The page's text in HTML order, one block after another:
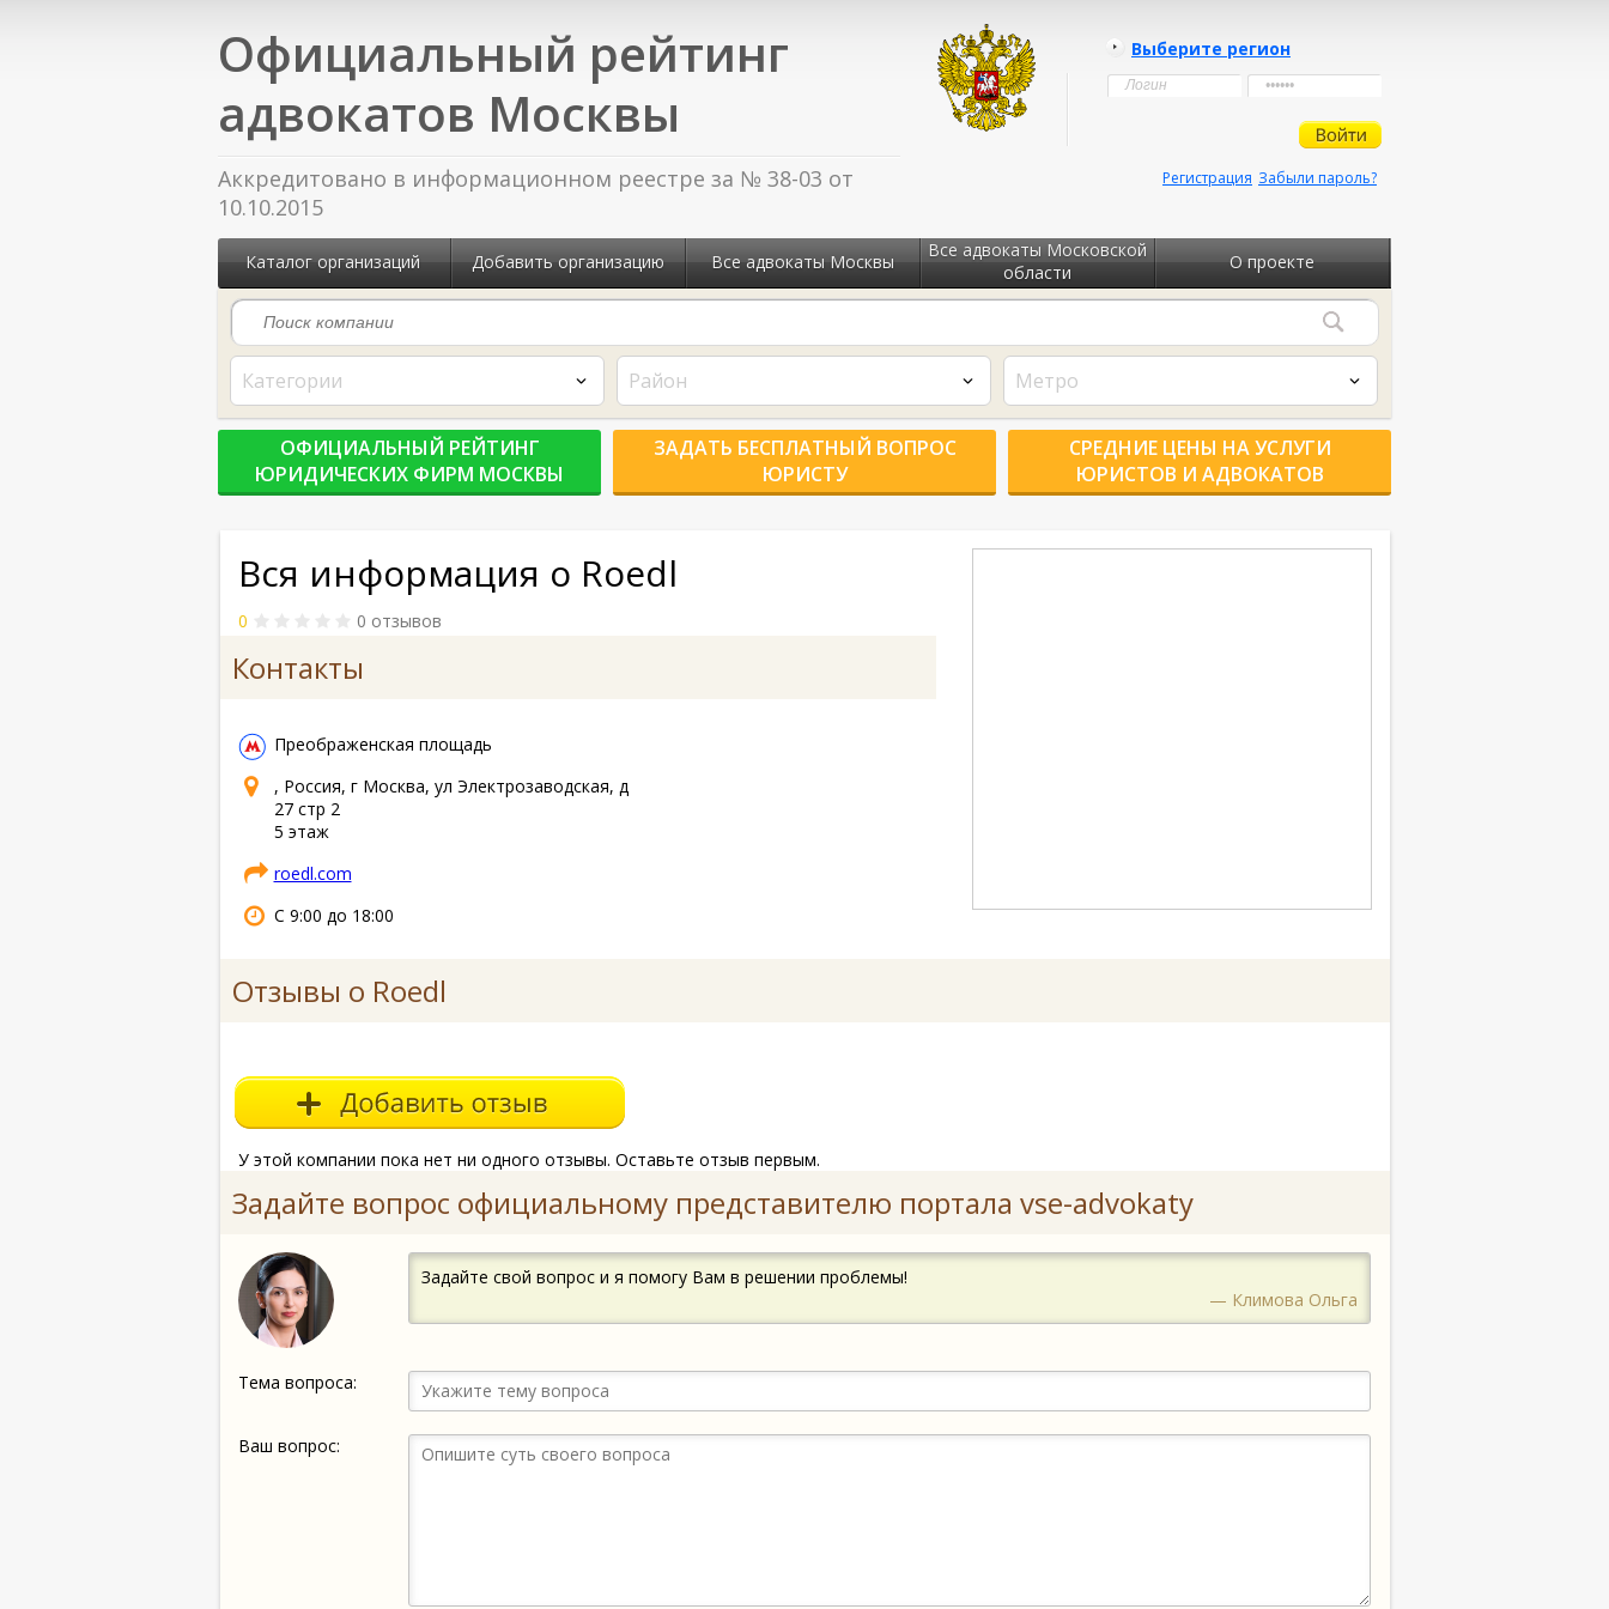
Официальный рейтинг
адвокатов Москвы
Аккредитовано в информационном реестре за № 38-03 от
10.10.2015
Выберите регион
Забыли пароль?
Регистрация
Каталог организаций Добавить организацию Все адвокаты Москвы
Все адвокаты Московской
области
О проекте
Категории Район Метро
ОФИЦИАЛЬНЫЙ РЕЙТИНГ
ЮРИДИЧЕСКИХ ФИРМ МОСКВЫ
ЗАДАТЬ БЕСПЛАТНЫЙ ВОПРОС
ЮРИСТУ
СРЕДНИЕ ЦЕНЫ НА УСЛУГИ
ЮРИСТОВ И АДВОКАТОВ
Вся информация о Roedl
0 0 отзывов
Контакты
Преображенская площадь
, Россия, г Москва, ул Электрозаводская, д
27 стр 2
5 этаж
roedl.com
С 9:00 до 18:00
Отзывы о Roedl
У этой компании пока нет ни одного отзывы. Оставьте отзыв первым.
Задайте вопрос официальному представителю портала vse-advokaty
Задайте свой вопрос и я помогу Вам в решении проблемы!
— Климова Ольга
Тема вопроса:
Ваш вопрос: